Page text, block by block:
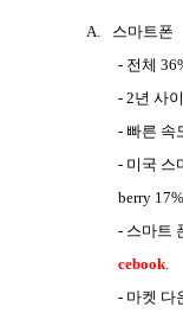
A.
스마트폰
- 전체
- 2년 사
- 빠른 속
- 미국 스
berry 17%
- 스마트
cebook
- 마켓 다